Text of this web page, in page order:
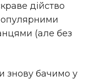
дійство
(але без
знову бачимо у